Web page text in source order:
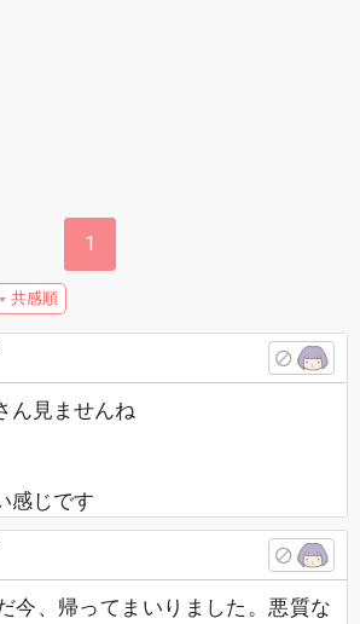
1
共感順
ん見ませんね
感じです
今、帰ってまいりました。悪質な